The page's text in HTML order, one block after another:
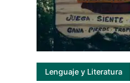
Lenguaje y Literatura